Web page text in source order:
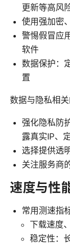
更新等高风
使用强加密
警惕假冒应
软件
数据保护：
置
数据与隐私相
强化隐私防
露真实IP、
选择提供透
关注服务商
速度与性
常用测速指
下载速度
稳定性：